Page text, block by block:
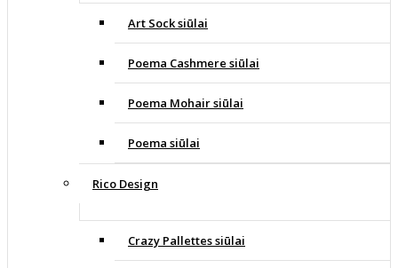
Art Sock siūlai
Poema Cashmere siūlai
Poema Mohair siūlai
Poema siūlai
Rico Design
Crazy Pallettes siūlai